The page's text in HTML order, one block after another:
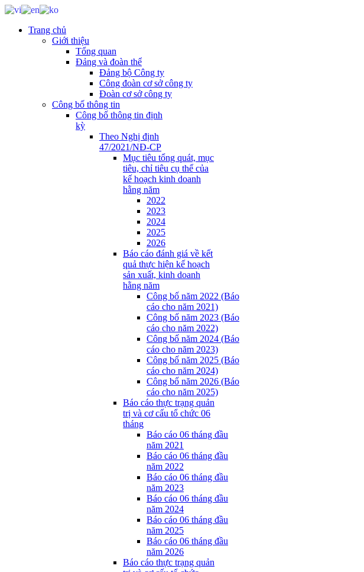
Trang chủ
Giới thiệu
Tổng quan
Đảng và đoàn thể
Đảng bộ Công ty
Công đoàn cơ sở công ty
Đoàn cơ sở công ty
Công bố thông tin
Công bố thông tin định
kỳ
Theo Nghị định
47/2021/NĐ-CP
Mục tiêu tổng quát, mục
tiêu, chỉ tiêu cụ thể của
kế hoạch kinh doanh
hằng năm
2022
2023
2024
2025
2026
Báo cáo đánh giá về kết
quả thực hiện kế hoạch
sản xuất, kinh doanh
hằng năm
Công bố năm 2022 (Báo
cáo cho năm 2021)
Công bố năm 2023 (Báo
cáo cho năm 2022)
Công bố năm 2024 (Báo
cáo cho năm 2023)
Công bố năm 2025 (Báo
cáo cho năm 2024)
Công bố năm 2026 (Báo
cáo cho năm 2025)
Báo cáo thực trạng quản
trị và cơ cấu tổ chức 06
tháng
Báo cáo 06 tháng đầu
năm 2021
Báo cáo 06 tháng đầu
năm 2022
Báo cáo 06 tháng đầu
năm 2023
Báo cáo 06 tháng đầu
năm 2024
Báo cáo 06 tháng đầu
năm 2025
Báo cáo 06 tháng đầu
năm 2026
Báo cáo thực trạng quản